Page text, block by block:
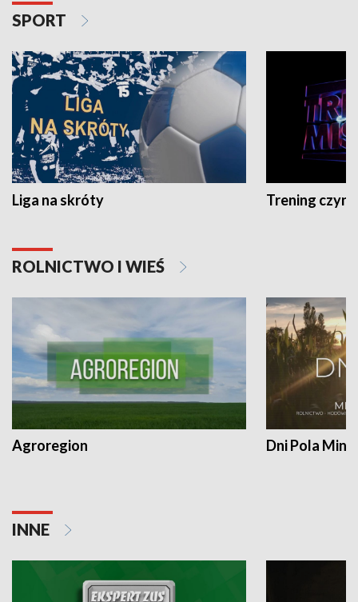
SPORT
Liga na skróty Trening czyni
ROLNICTWO I WIEŚ
Agroregion Dni Pola
INNE